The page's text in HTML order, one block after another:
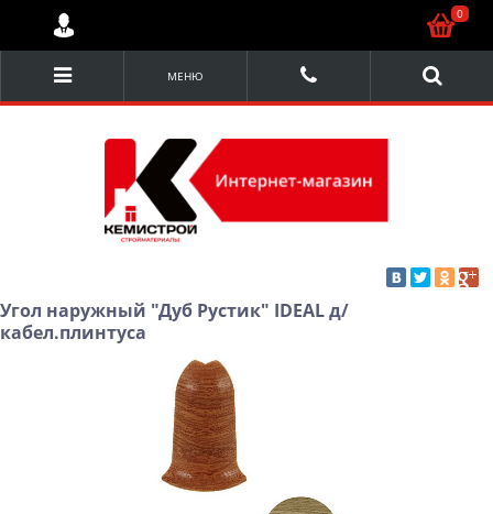
МЕНЮ
Угол наружный "Дуб Рустик" IDEAL д/
кабел.плинтуса
0